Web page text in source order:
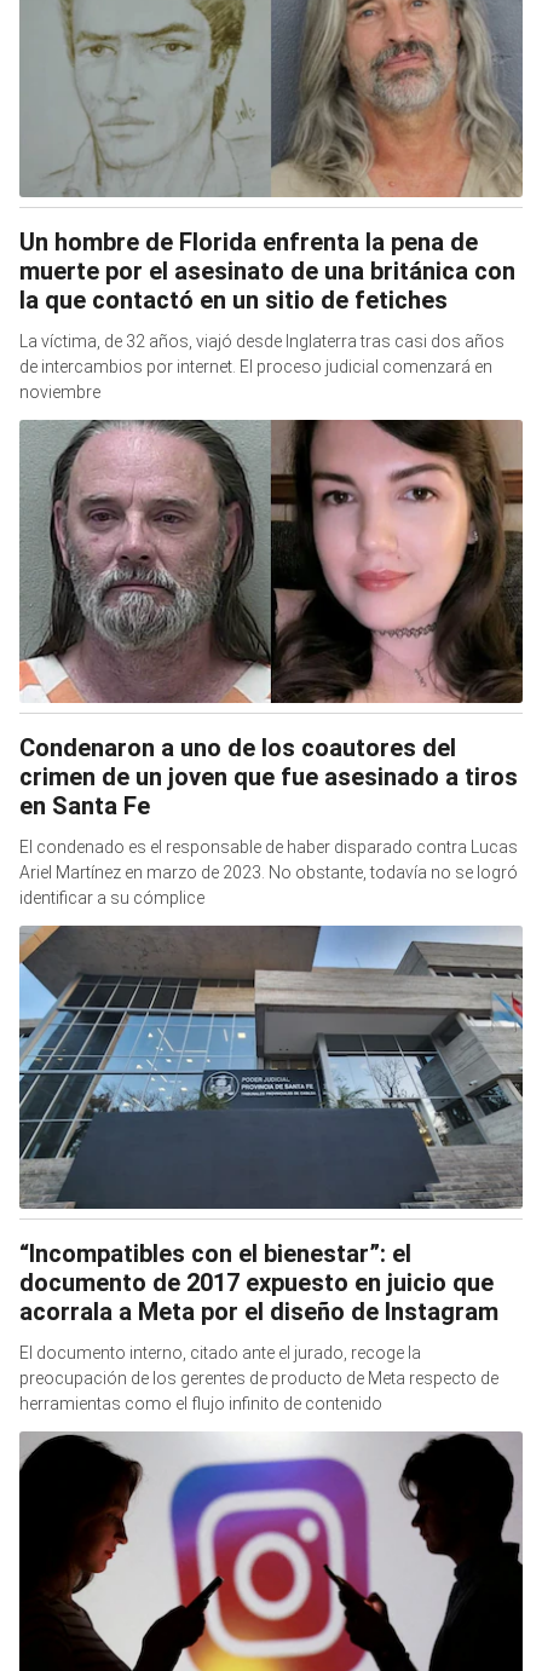
Un hombre de Florida enfrenta la pena de
muerte por el asesinato de una británica con
la que contactó en un sitio de fetiches
La víctima, de 32 años, viajó desde Inglaterra tras casi dos años
de intercambios por internet. El proceso judicial comenzará en
noviembre
Condenaron a uno de los coautores del
crimen de un joven que fue asesinado a tiros
en Santa Fe
El condenado es el responsable de haber disparado contra Lucas
Ariel Martínez en marzo de 2023. No obstante, todavía no se logró
identificar a su cómplice
“Incompatibles con el bienestar”: el
documento de 2017 expuesto en juicio que
acorrala a Meta por el diseño de Instagram
El documento interno, citado ante el jurado, recoge la
preocupación de los gerentes de producto de Meta respecto de
herramientas como el flujo infinito de contenido